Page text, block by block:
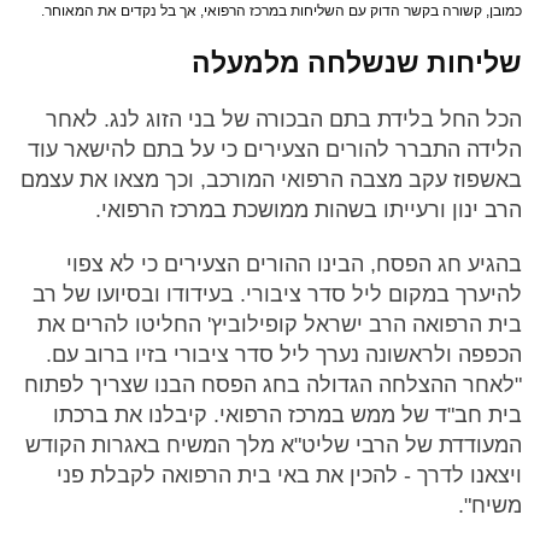
כמובן, קשורה בקשר הדוק עם השליחות במרכז הרפואי, אך בל נקדים את המאוחר.
שליחות שנשלחה מלמעלה
הכל החל בלידת בתם הבכורה של בני הזוג לנג. לאחר
הלידה התברר להורים הצעירים כי על בתם להישאר עוד
באשפוז עקב מצבה הרפואי המורכב, וכך מצאו את עצמם
הרב ינון ורעייתו בשהות ממושכת במרכז הרפואי.
בהגיע חג הפסח, הבינו ההורים הצעירים כי לא צפוי
להיערך במקום ליל סדר ציבורי. בעידודו ובסיועו של רב
בית הרפואה הרב ישראל קופילוביץ' החליטו להרים את
הכפפה ולראשונה נערך ליל סדר ציבורי בזיו ברוב עם.
"לאחר ההצלחה הגדולה בחג הפסח הבנו שצריך לפתוח
בית חב"ד של ממש במרכז הרפואי. קיבלנו את ברכתו
המעודדת של הרבי שליט"א מלך המשיח באגרות הקודש
ויצאנו לדרך - להכין את באי בית הרפואה לקבלת פני
משיח".